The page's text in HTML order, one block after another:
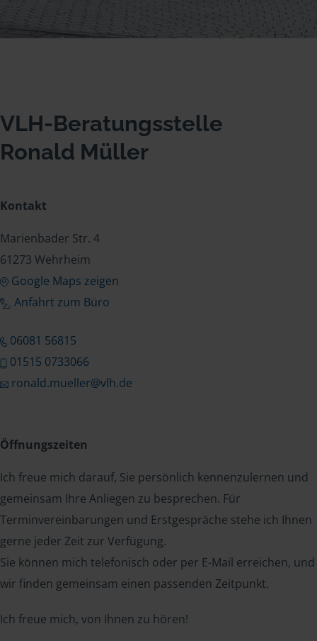
VLH-Beratungsstelle
Ronald Müller
Kontakt
Marienbader Str. 4
61273 Wehrheim
Google Maps zeigen
Anfahrt zum Büro
06081 56815
01515 0733066
ronald.mueller@vlh.de
Öffnungszeiten
Ich freue mich darauf, Sie persönlich kennenzulernen und
gemeinsam Ihre Anliegen zu besprechen. Für
Terminvereinbarungen und Erstgespräche stehe ich Ihnen
gerne jeder Zeit zur Verfügung.
Sie können mich telefonisch oder per E-Mail erreichen, und
wir finden gemeinsam einen passenden Zeitpunkt.
Ich freue mich, von Ihnen zu hören!